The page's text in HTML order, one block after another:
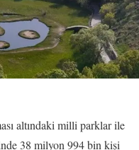
altındaki milli parklar ile
38 milyon 994 bin kişi